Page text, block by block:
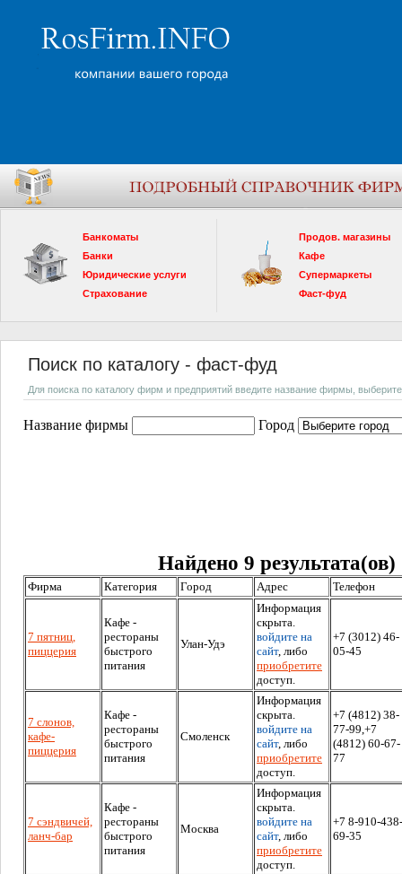
Банкоматы
Банки
Юридические услуги
Страхование
Продов. магазины
Кафе
Супермаркеты
Фаст-фуд
Поиск по каталогу - фаст-фуд
Для поиска по каталогу фирм и предприятий введите название фирмы, выберите
Название фирмы Город
Найдено 9 результата(ов)
Фирма Категория Город Адрес Телефон
7 пятниц,
пиццерия
Кафе -
рестораны
быстрого
питания
Улан-Удэ
Информация
скрыта.
войдите на
сайт, либо
приобретите
доступ.
+7 (3012) 46-
05-45
7 слонов,
кафе-
пиццерия
Кафе -
рестораны
быстрого
питания
Смоленск
Информация
скрыта.
войдите на
сайт, либо
приобретите
доступ.
+7 (4812) 38-
77-99,+7
(4812) 60-67-
77
7 сэндвичей,
ланч-бар
Кафе -
рестораны
быстрого
питания
Москва
Информация
скрыта.
войдите на
сайт, либо
приобретите
доступ.
+7 8-910-438-
69-35